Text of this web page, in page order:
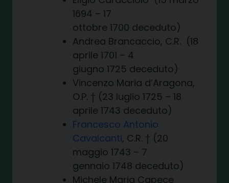
1694 – 17
ottobre 1700 deceduto)
Andrea Brancaccio, C.R. (18
aprile 1701 – 4
giugno 1725 deceduto)
Vincenzo Maria d’Aragona,
O.P. † (23 luglio 1725 – 18
aprile 1743 deceduto)
Francesco Antonio
Cavalcanti, C.R. † (20
maggio 1743 – 7
gennaio 1748 deceduto)
Michele Maria Capece